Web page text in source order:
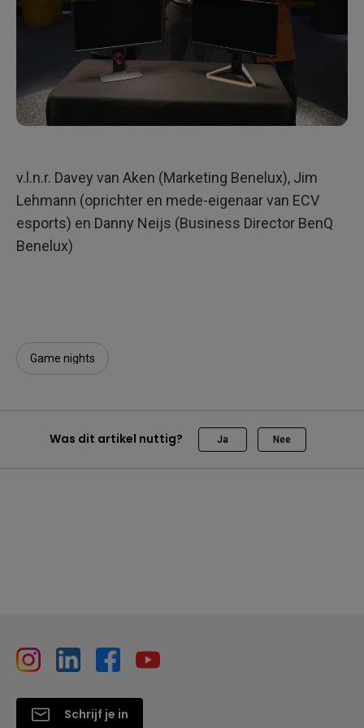
v.l.n.r. Davey van Aken (Marketing Benelux), Jim
Lehmann (oprichter en mede-eigenaar van ECV
esports) en Danny Neijs (Business Director BenQ
Benelux)
Game nights
Was dit artikel nuttig? Ja Nee
Schrijf je in